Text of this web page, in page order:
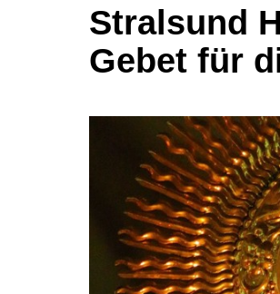
Stralsund
Gebet für